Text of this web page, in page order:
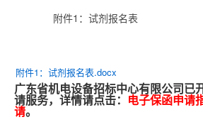
附件1：试剂报名表
附件1：试剂报名表.docx
广东省机电设备招标中心有限公司已
请服务，详情请点击： 电子保函申请
请。